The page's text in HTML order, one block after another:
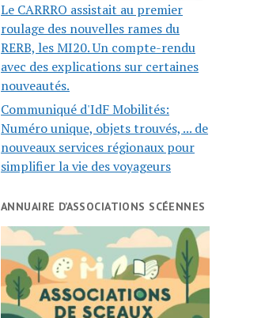
Le CARRRO assistait au premier
roulage des nouvelles rames du
RERB, les MI20. Un compte-rendu
avec des explications sur certaines
nouveautés.
Communiqué d'IdF Mobilités:
Numéro unique, objets trouvés, ... de
nouveaux services régionaux pour
simplifier la vie des voyageurs
ANNUAIRE D’ASSOCIATIONS SCÉENNES